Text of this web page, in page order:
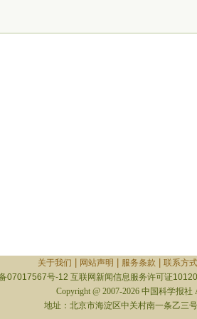
关于我们
网站声明 服务条款 联系方式
07017567号-12 互联网新闻信息服务许可证
Copyright @ 2007-2026 中国科学报社
地址：北京市海淀区中关村南一条乙三